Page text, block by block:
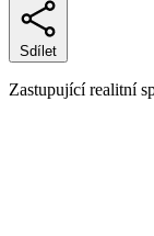
Sdílet
Zastupující realitní